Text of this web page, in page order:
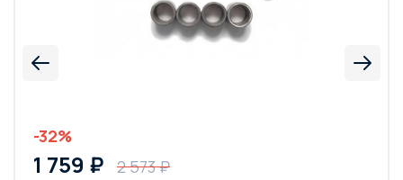
-32%
1 759 ₽ 2 573 ₽